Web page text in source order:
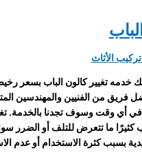
الأثاث
خدمه تغيير كالون الباب بسعر
فريق من الفنيين والمهندسين
في أي وقت وسوف تجدنا بالخدمة.
كثيرًا ما تتعرض للتلف أو الضرر
بسبب كثرة الاستخدام أو عدم